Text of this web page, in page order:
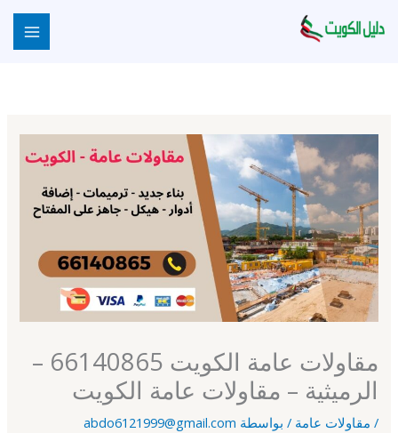
إلى
مقاولات عامة الكويت 66140865 –
الرميثية – مقاولات عامة الكويت
/ مقاولات عامة / بواسطة abdo6121999@gmail.com